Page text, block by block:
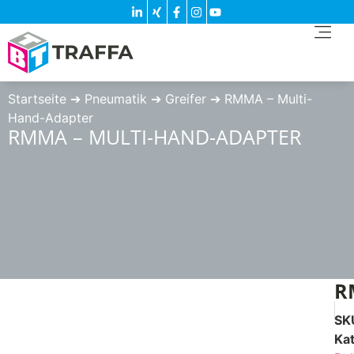
Startseite ➔ Pneumatik ➔ Greifer ➔ RMMA – Multi-
Hand-Adapter
RMMA – MULTI-HAND-ADAPTER